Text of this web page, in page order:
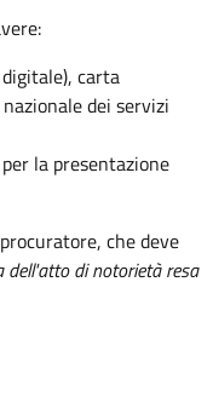
carta
dei servizi
la presentazione
che deve
dell'atto di notorietà resa